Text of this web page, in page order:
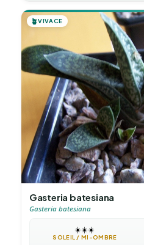
🪴VIVACE
Gasteria batesiana
Gasteria batesiana
☀️☀️☀️
SOLEIL / MI-OMBRE